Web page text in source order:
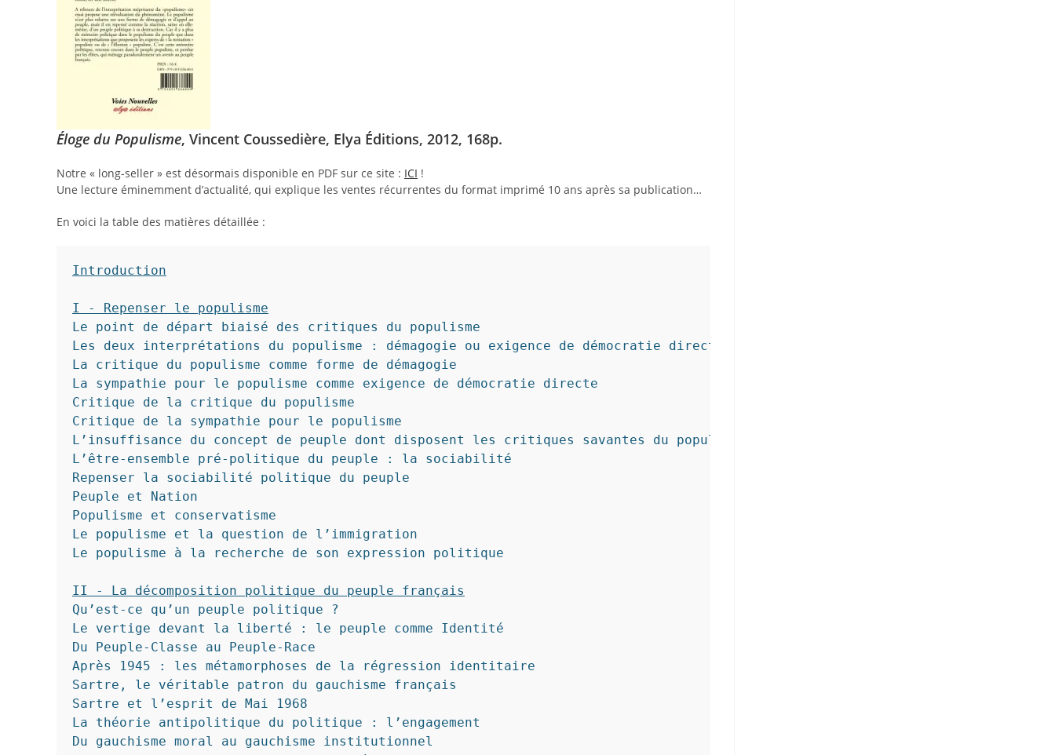
Éloge du Populisme, Vincent Coussedière, Elya Éditions, 2012, 168p.
Notre « long-seller » est désormais disponible en PDF sur ce site : ICI !
Une lecture éminemment d’actualité, qui explique les ventes récurrentes du format imprimé 10 ans après sa publication…
En voici la table des matières détaillée :
Introduction
I - Repenser le populisme
Le point de départ biaisé des critiques du populisme
Les deux interprétations du populisme : démagogie ou exigence de démocratie directe
La critique du populisme comme forme de démagogie
La sympathie pour le populisme comme exigence de démocratie directe
Critique de la critique du populisme
Critique de la sympathie pour le populisme
L’insuffisance du concept de peuple dont disposent les critiques savantes du populisme
L’être-ensemble pré-politique du peuple : la sociabilité
Repenser la sociabilité politique du peuple
Peuple et Nation
Populisme et conservatisme
Le populisme et la question de l’immigration
Le populisme à la recherche de son expression politique
II - La décomposition politique du peuple français
Qu’est-ce qu’un peuple politique ?
Le vertige devant la liberté : le peuple comme Identité
Du Peuple-Classe au Peuple-Race
Après 1945 : les métamorphoses de la régression identitaire
Sartre, le véritable patron du gauchisme français
Sartre et l’esprit de Mai 1968
La théorie antipolitique du politique : l’engagement
Du gauchisme moral au gauchisme institutionnel